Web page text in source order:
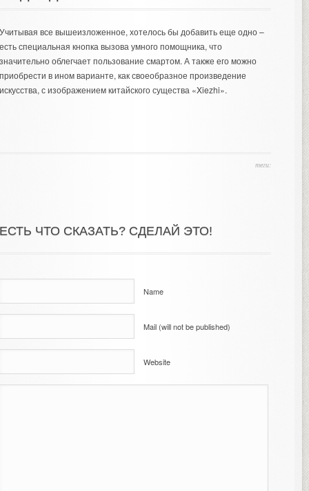
все вышеизложенное, хотелось бы добавить еще одно –
специальная кнопка вызова умного помощника, что
облегчает пользование смартом. А также его можно
в ином варианте, как своеобразное произведение
с изображением китайского существа «Xiezhi».
теги:
ЧТО СКАЗАТЬ? СДЕЛАЙ ЭТО!
Name
Mail (will not be published)
Website